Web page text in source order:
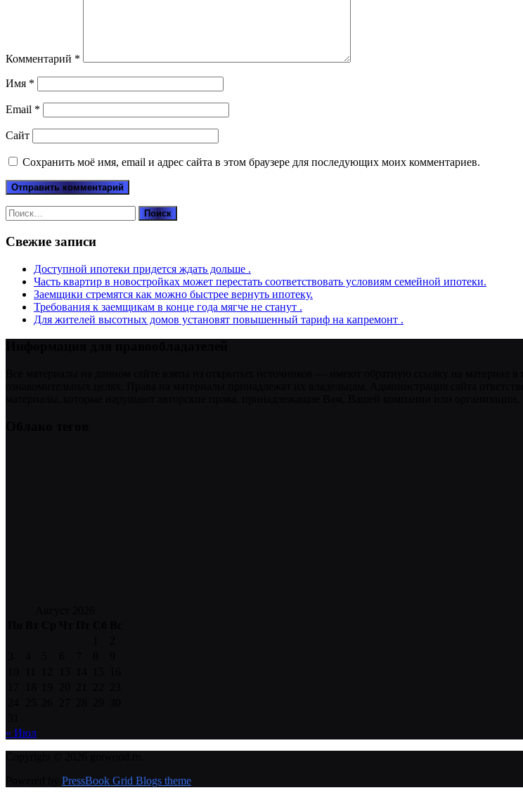
Комментарий *
Имя *
Email *
Сайт
Сохранить моё имя, email и адрес сайта в этом браузере для последующих моих комментариев.
Найти:
Свежие записи
Доступной ипотеки придется ждать дольше .
Часть квартир в новостройках может перестать соответствовать условиям семейной ипотеки.
Заемщики стремятся как можно быстрее вернуть ипотеку.
Требования к заемщикам в конце года мягче не станут .
Для жителей высотных домов установят повышенный тариф на капремонт .
« Июл
PressBook Grid Blogs theme